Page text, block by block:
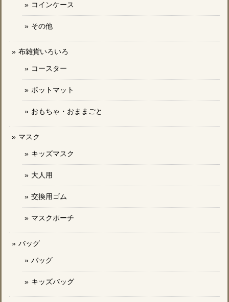
コインケース
その他
布雑貨いろいろ
コースター
ポットマット
おもちゃ・おままごと
マスク
キッズマスク
大人用
交換用ゴム
マスクポーチ
バッグ
バッグ
キッズバッグ